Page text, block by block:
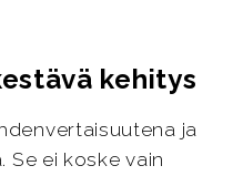
kehitys
ja
Se ei koske vain